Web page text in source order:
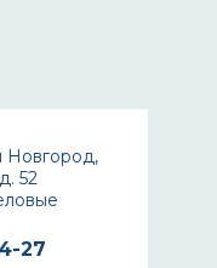
52
27